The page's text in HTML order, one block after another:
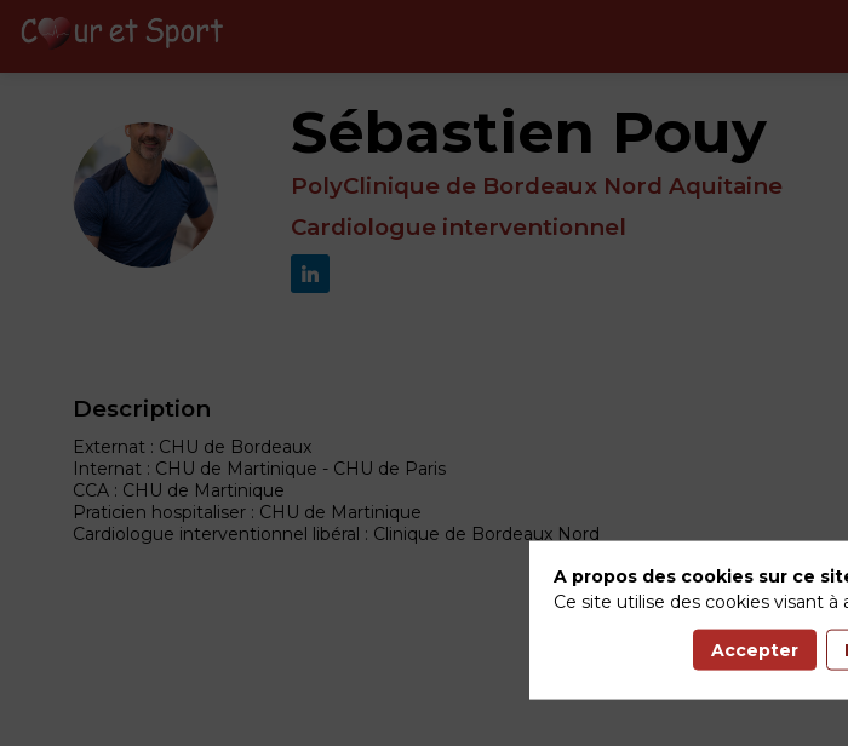
SP
Sébastien Pouy
PolyClinique de Bordeaux Nord Aquitaine
Cardiologue interventionnel
Description
Externat : CHU de Bordeaux
Internat : CHU de Martinique - CHU de Paris
CCA : CHU de Martinique
Praticien hospitaliser : CHU de Martinique
Cardiologue interventionnel libéral : Clinique de Bordeaux Nord
A propos des cookies sur ce
Ce site utilise des cookies visant
Accepter